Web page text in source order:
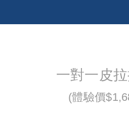
一對一皮
(體驗價